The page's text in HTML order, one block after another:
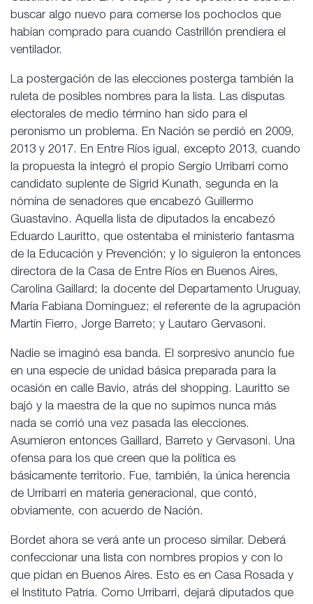
buscar algo nuevo para comerse los pochoclos que
habían comprado para cuando Castrillón prendiera el
ventilador.
La postergación de las elecciones posterga también la
ruleta de posibles nombres para la lista. Las disputas
electorales de medio término han sido para el
peronismo un problema. En Nación se perdió en 2009,
2013 y 2017. En Entre Ríos igual, excepto 2013, cuando
la propuesta la integró el propio Sergio Urribarri como
candidato suplente de Sigrid Kunath, segunda en la
nómina de senadores que encabezó Guillermo
Guastavino. Aquella lista de diputados la encabezó
Eduardo Lauritto, que ostentaba el ministerio fantasma
de la Educación y Prevención; y lo siguieron la entonces
directora de la Casa de Entre Ríos en Buenos Aires,
Carolina Gaillard; la docente del Departamento Uruguay,
María Fabiana Domínguez; el referente de la agrupación
Martín Fierro, Jorge Barreto; y Lautaro Gervasoni.
Nadie se imaginó esa banda. El sorpresivo anuncio fue
en una especie de unidad básica preparada para la
ocasión en calle Bavio, atrás del shopping. Lauritto se
bajó y la maestra de la que no supimos nunca más
nada se corrió una vez pasada las elecciones.
Asumieron entonces Gaillard, Barreto y Gervasoni. Una
ofensa para los que creen que la política es
básicamente territorio. Fue, también, la única herencia
de Urribarri en materia generacional, que contó,
obviamente, con acuerdo de Nación.
Bordet ahora se verá ante un proceso similar. Deberá
confeccionar una lista con nombres propios y con lo
que pidan en Buenos Aires. Esto es en Casa Rosada y
el Instituto Patria. Como Urribarri, dejará diputados que